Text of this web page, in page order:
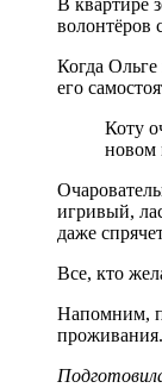
волонтёров
Когда
его
Коту
новом
игривый,
даже
Все, кто
Напомним,
проживания.